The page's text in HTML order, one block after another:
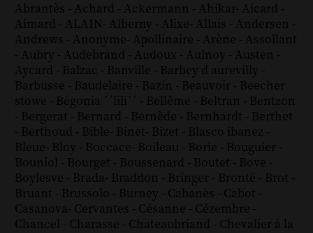
Abrantès - Achard - Ackermann - Ahikar- Aicard -
Aimard - ALAIN- Alberny - Alixe- Allais - Andersen -
Andrews - Anonyme- Apollinaire - Arène - Assollant
- Aubry - Audebrand - Audoux - Aulnoy - Austen -
Aycard - Balzac - Banville - Barbey d aurevilly -
Barbusse - Baudelaire - Bazin - Beauvoir - Beecher
stowe - Bégonia ´´lili´´ - Bellême - Beltran - Bentzon
- Bergerat - Bernard - Bernède - Bernhardt - Berthet
- Berthoud - Bible- Binet- Bizet - Blasco ibanez -
Bleue- Bloy - Boccace- Boileau - Borie - Bouguier -
Bouniol - Bourget - Boussenard - Boutet - Bove -
Boylesve - Brada- Braddon - Bringer - Brontë - Brot -
Bruant - Brussolo - Burney - Cabanès - Cabot -
Casanova- Cervantes - Césanne - Cézembre -
Chancel - Charasse - Chateaubriand - Chevalier à la